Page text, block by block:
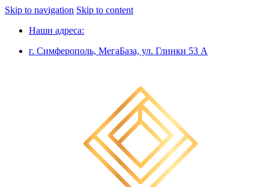
Skip to navigation Skip to content
Наши адреса:
г. Симферополь, МегаБаза, ул. Глинки 53 А